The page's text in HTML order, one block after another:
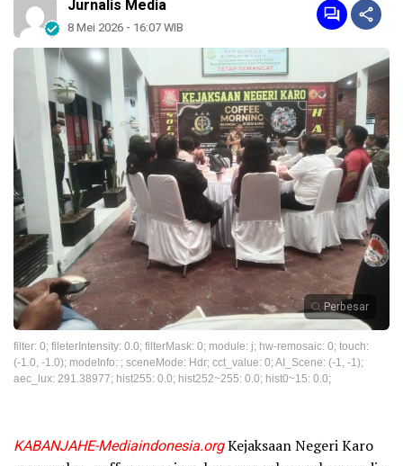
Jurnalis Media
8 Mei 2026 - 16:07 WIB
Perbesar
filter: 0; fileterIntensity: 0.0; filterMask: 0; module: j; hw-remosaic: 0; touch:
(-1.0, -1.0); modeInfo: ; sceneMode: Hdr; cct_value: 0; AI_Scene: (-1, -1);
aec_lux: 291.38977; hist255: 0.0; hist252~255: 0.0; hist0~15: 0.0;
KABANJAHE-Mediaindonesia.orgKejaksaan Negeri Karo